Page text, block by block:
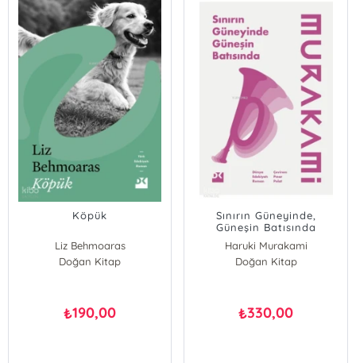
Köpük
Liz Behmoaras
Doğan Kitap
₺190,00
Sınırın Güneyinde,
Güneşin Batısında
Haruki Murakami
Doğan Kitap
₺330,00